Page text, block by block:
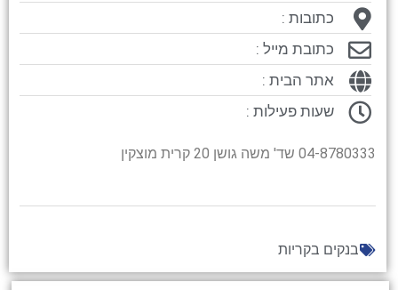
כתובות :
כתובת מייל :
אתר הבית :
שעות פעילות :
04-8780333 שד' משה גושן 20 קרית מוצקין
בנקים בקריות